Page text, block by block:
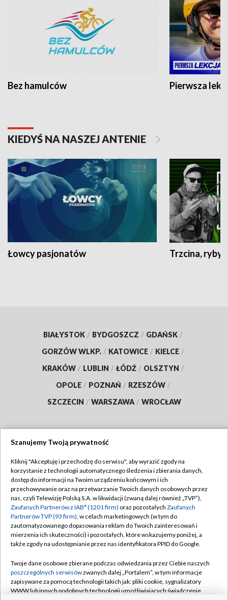
Bez hamulców Pierwsza
KIEDYŚ NA NASZEJ ANTENIE
Łowcy pasjonatów Trzcina, ryby
BIAŁYSTOK / BYDGOSZCZ / GDAŃSK /
GORZÓW WLKP. / KATOWICE / KIELCE /
KRAKÓW / LUBLIN / ŁÓDŹ / OLSZTYN /
OPOLE / POZNAŃ / RZESZÓW /
SZCZECIN / WARSZAWA / WROCŁAW
TVP
Abonament TVP
Emisja w TVP
Centrum informacji TVP
Naziemna Telewizja Cyfrowa
Rada Programowa
System NOS
Regulamin TVP
Polityka prywatności
Moje zgody
Pomoc
Kontakt
Szanujemy Twoją prywatność
Kliknij "Akceptuję i przechodzę do serwisu", aby wyrazić zgody na
korzystanie z technologii automatycznego śledzenia i zbierania danych,
dostęp do informacji na Twoim urządzeniu końcowym i ich
przechowywanie oraz na przetwarzanie Twoich danych osobowych przez
nas, czyli Telewizję Polską S.A. w likwidacji (zwaną dalej również „TVP”),
Zaufanych Partnerów z IAB* (1201 firm) oraz pozostałych Zaufanych
Partnerów TVP (93 firm), w celach marketingowych (w tym do
zautomatyzowanego dopasowania reklam do Twoich zainteresowań i
mierzenia ich skuteczności) i pozostałych, które wskazujemy poniżej, a
także zgody na udostępnianie przez nas identyfikatora PPID do Google.
Twoje dane osobowe zbierane podczas odwiedzania przez Ciebie naszych
poszczególnych serwisówzwanych dalej „Portalem”, w tym informacje
zapisywane za pomocą technologii takich jak: pliki cookie, sygnalizatory
WWW lub innych podobnych technologii umożliwiających świadczenie